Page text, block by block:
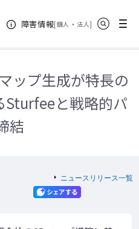
障害情報[個人 ・ 法人新規ウィンドウ
]
術を保有するSturfeeと戦略的パート
ップ生成が特長の
Sturfeeと戦略的パ
結
ニュースリリース一覧